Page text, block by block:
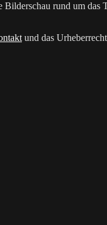
Bilderschau rund um
und das